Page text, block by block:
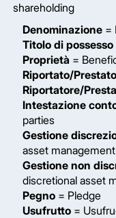
shareholding
Denominazione =
Titolo di possesso
Proprietà =
Riportato/
Riportatore/
Intestazione
parties
Gestione
asset management
Gestione non
discretional asset
Pegno = Pledge
Usufrutto =